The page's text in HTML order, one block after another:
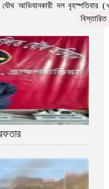
যৌথ আভিযানকারী দল বৃহস্পতিবার (৭
বিস্তারিত